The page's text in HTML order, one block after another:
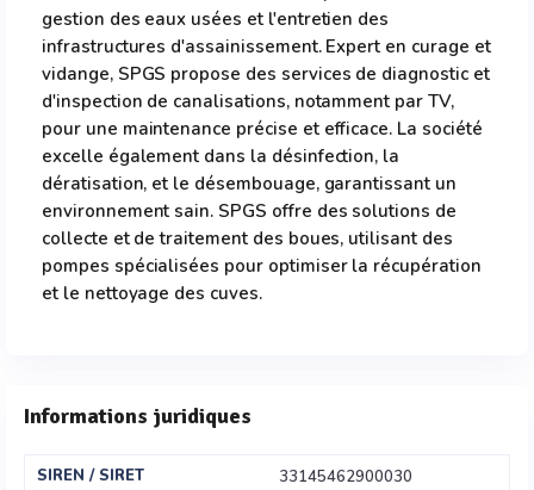
gestion des eaux usées et l'entretien des
infrastructures d'assainissement. Expert en curage et
vidange, SPGS propose des services de diagnostic et
d'inspection de canalisations, notamment par TV,
pour une maintenance précise et efficace. La société
excelle également dans la désinfection, la
dératisation, et le désembouage, garantissant un
environnement sain. SPGS offre des solutions de
collecte et de traitement des boues, utilisant des
pompes spécialisées pour optimiser la récupération
et le nettoyage des cuves.
Informations juridiques
SIREN / SIRET
33145462900030